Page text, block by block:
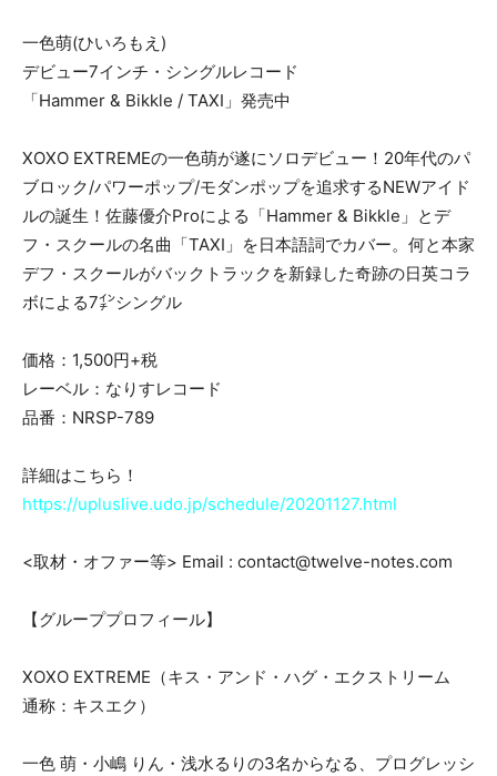
一色萌(ひいろもえ)
デビュー7インチ・シングルレコード
「Hammer & Bikkle / TAXI」発売中
XOXO EXTREMEの一色萌が遂にソロデビュー！20年代のパ
ブロック/パワーポップ/モダンポップを追求するNEWアイド
ルの誕生！佐藤優介Proによる「Hammer & Bikkle」とデ
フ・スクールの名曲「TAXI」を日本語詞でカバー。何と本家
デフ・スクールがバックトラックを新録した奇跡の日英コラ
ボによる7㌅シングル
価格：1,500円+税
レーベル：なりすレコード
品番：NRSP-789
詳細はこちら！
https://upluslive.udo.jp/schedule/20201127.html
<取材・オファー等> Email : contact@twelve-notes.com
【グループプロフィール】
XOXO EXTREME（キス・アンド・ハグ・エクストリーム
通称：キスエク）
一色 萌・小嶋 りん・浅水るりの3名からなる、プログレッシ